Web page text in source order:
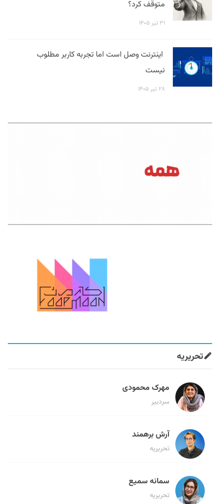
متوقف کرد؟
۳۱ تیر ۱۴۰۵
اینترنت وصل است اما تجربه کاربر مطلوب
نیست
۲۸ تیر ۱۴۰۵
تحریریه
مهرک محمودی
سردبیر
آرش برهمند
تحریریه
سمانه سمیع
تحریریه